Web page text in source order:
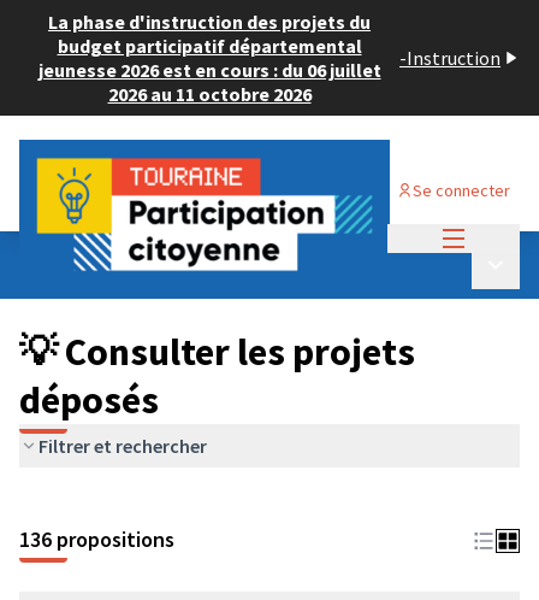
La phase d'instruction des projets du
budget participatif départemental
jeunesse 2026 est en cours : du 06 juillet
2026 au 11 octobre 2026
-Instruction
Se connecter
Budget Participatif JEUNESSE 2024
💡 Consulter les projets déposés
💡 Consulter les projets
déposés
Filtrer et rechercher
136 propositions